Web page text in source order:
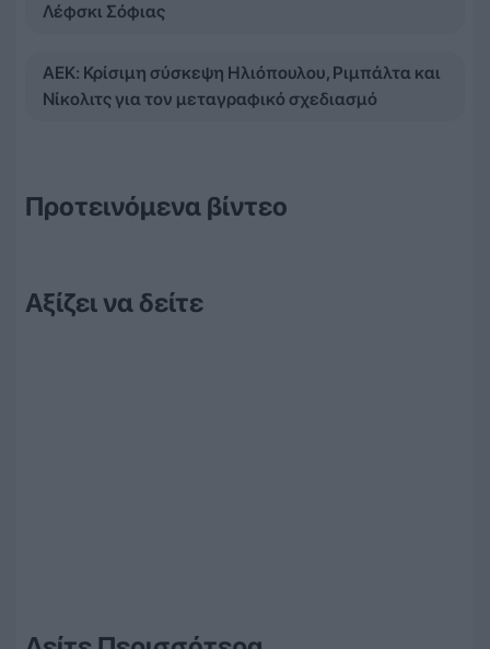
Λέφσκι Σόφιας
ΑΕΚ: Κρίσιμη σύσκεψη Ηλιόπουλου, Ριμπάλτα και
Νίκολιτς για τον μεταγραφικό σχεδιασμό
Προτεινόμενα βίντεο
Αξίζει να δείτε